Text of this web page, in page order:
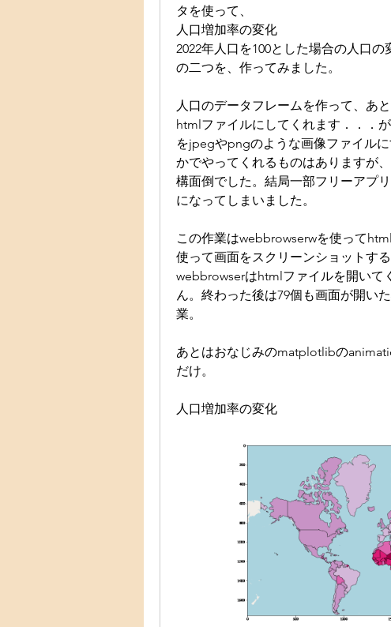
タを使って、
人口増加率の変化
2022年人口を100とした場合の人口の
の二つを、作ってみました。
人口のデータフレームを作って、あ
htmlファイルにしてくれます．．．
をjpegやpngのような画像ファイル
かでやってくれるものはありますが
構面倒でした。結局一部フリーアプ
になってしまいました。
この作業はwebbrowserwを使って
使って画面をスクリーンショットす
webbrowserはhtmlファイルを開いて
ん。終わった後は79個も画面が開い
業。
あとはおなじみのmatplotlibの
だけ。
人口増加率の変化